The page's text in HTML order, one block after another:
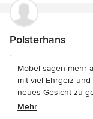
Polsterhans
Möbel sagen mehr
mit viel Ehrgeiz
neues Gesicht zu
Mehr